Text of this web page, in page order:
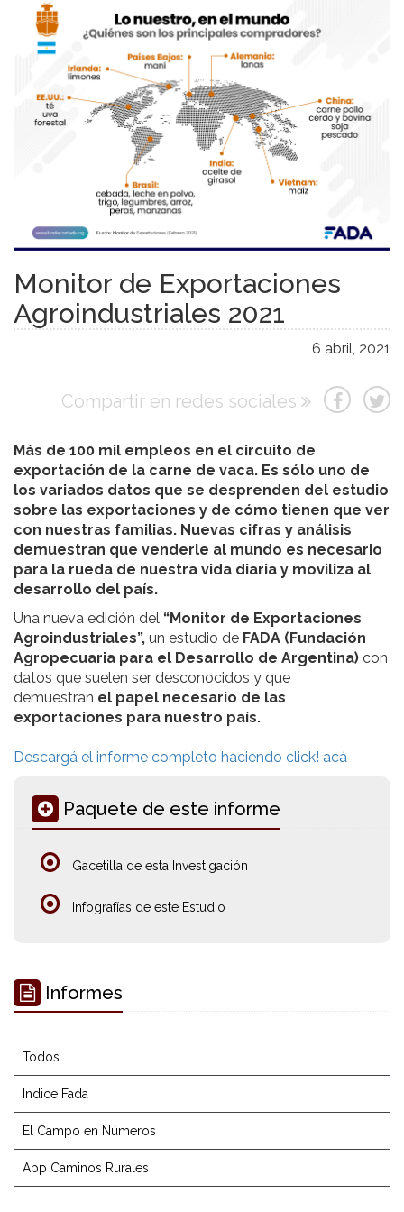
Monitor de Exportaciones
Agroindustriales 2021
6 abril, 2021
Compartir en redes sociales
Más de 100 mil empleos en el circuito de
exportación de la carne de vaca. Es sólo uno de
los variados datos que se desprenden del estudio
sobre las exportaciones y de cómo tienen que ver
con nuestras familias. Nuevas cifras y análisis
demuestran que venderle al mundo es necesario
para la rueda de nuestra vida diaria y moviliza al
desarrollo del país.
Una nueva edición del “Monitor de Exportaciones
Agroindustriales”, un estudio de FADA (Fundación
Agropecuaria para el Desarrollo de Argentina) con
datos que suelen ser desconocidos y que
demuestran el papel necesario de las
exportaciones para nuestro país.
Descargá el informe completo haciendo click! acá
Paquete de este informe
Gacetilla de esta Investigación
Infografías de este Estudio
Informes
Todos
Indice Fada
El Campo en Números
App Caminos Rurales